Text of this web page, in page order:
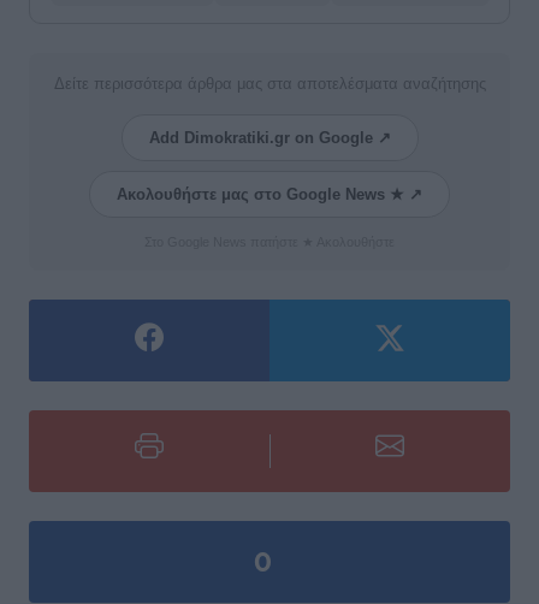
Δείτε περισσότερα άρθρα μας στα αποτελέσματα αναζήτησης
Add Dimokratiki.gr on Google ↗
Ακολουθήστε μας στο Google News ★ ↗
0